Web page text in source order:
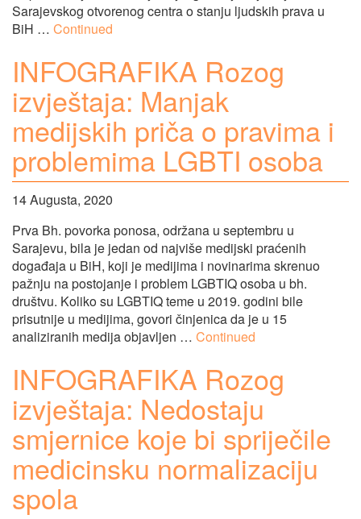
Sarajevskog otvorenog centra o stanju ljudskih prava u
BiH … Continued
INFOGRAFIKA Rozog
izvještaja: Manjak
medijskih priča o pravima i
problemima LGBTI osoba
14 Augusta, 2020
Prva Bh. povorka ponosa, održana u septembru u
Sarajevu, bila je jedan od najviše medijski praćenih
događaja u BiH, koji je medijima i novinarima skrenuo
pažnju na postojanje i problem LGBTIQ osoba u bh.
društvu. Koliko su LGBTIQ teme u 2019. godini bile
prisutnije u medijima, govori činjenica da je u 15
analiziranih medija objavljen … Continued
INFOGRAFIKA Rozog
izvještaja: Nedostaju
smjernice koje bi spriječile
medicinsku normalizaciju
spola